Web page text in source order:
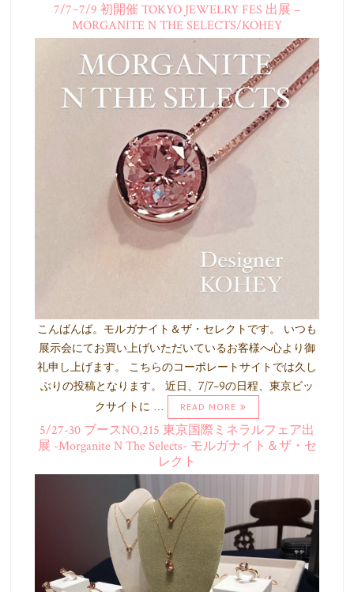
7/7~7/9 初開催 TOKYO JEWELRY FES 出展 –
MORGANITE N THE SELECTS/KOHEY
こんばんば。モルガナイト＆ザ・セレクトです。 いつも
展示会にてお買い上げいただいているお客様へ心より御
礼申し上げます。 こちらのコーポレートサイトでは久し
ぶりの投稿となります。 近日、7/7-9の日程、東京ビッ
クサイトに …
READ MORE
5/27-30 ブースNO,215 東京国際ミネラルフェア出
展 -Morganite N The Selects- モルガナイト＆ザ・セ
レクト